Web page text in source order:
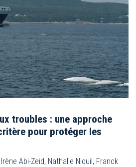
troubles : une approche
pour protéger les
Abi-Zeid, Nathalie Niquil, Franck